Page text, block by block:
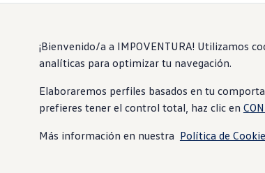
Tengo un Volkswagen
Manuales de Usuario
Servicios
Asistencia Vial
Campaña de Recall Airbags Takata
Cliente Fantasma
Noticias
¡Bienvenido/a a IMPOVENTURA! Utilizamos
analíticas para optimizar tu navegación.
Elaboraremos perfiles basados en tu
prefieres tener el control total, haz clic en
Más información en nuestra Política de